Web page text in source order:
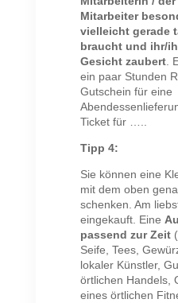
Mitarbeiter
vielleicht gerade
braucht und ihr/
Gesicht zaubert.
ein paar Stunden
Gutschein für eine
Ticket für …..
Tipp 4:
Sie können eine
mit dem oben
schenken. Am
eingekauft. Eine
passend zur Zeit
Seife, Tees,
lokaler Künstler,
örtlichen Handels,
eines örtlichen